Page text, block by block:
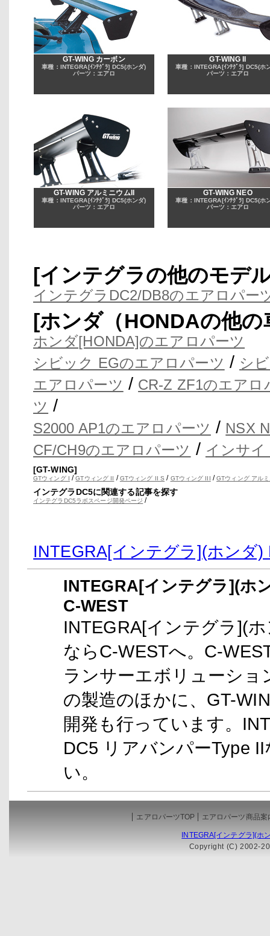
GT-WING カーボン
車種：INTEGRA[ｲﾝﾃｸﾞﾗ] DC5(ホンダ)
パーツ：エアロ
GT-WING II
車種：INTEGRA[ｲﾝﾃｸﾞﾗ] DC5(ホ
パーツ：エアロ
GT-WING アルミニウムII
車種：INTEGRA[ｲﾝﾃｸﾞﾗ] DC5(ホンダ)
パーツ：エアロ
GT-WING NEO
車種：INTEGRA[ｲﾝﾃｸﾞﾗ] DC5(ホ
パーツ：エアロ
[インテグラの他のモデ
インテグラDC2/DB8のエアロパー
[ホンダ（HONDAの他
ホンダ[HONDA]のエアロパーツ
シビック EGのエアロパーツ / シ
エアロパーツ / CR-Z ZF1のエアロ
ツ /
S2000 AP1のエアロパーツ / NSX
CF/CH9のエアロパーツ / インサ
[GT-WING]
GTウィング I /GTウィング II /GTウィング II S / GTウィング III /GTウィング アル
インテグラDC5に関連する記事を探す
インテグラDC5ラボスページ開発ページ /
INTEGRA[インテグラ](ホンダ
INTEGRA[インテグラ](ホ
C-WEST
INTEGRA[インテグラ](
ならC-WESTへ。C-
ランサーエボリューシ
の製造のほかに、GT-
開発も行っています。
DC5 リアバンパーType
い。
エアロパーツTOP エアロパーツ商品案
INTEGRA[インテグラ](ホ
Copyright (C) 2002-